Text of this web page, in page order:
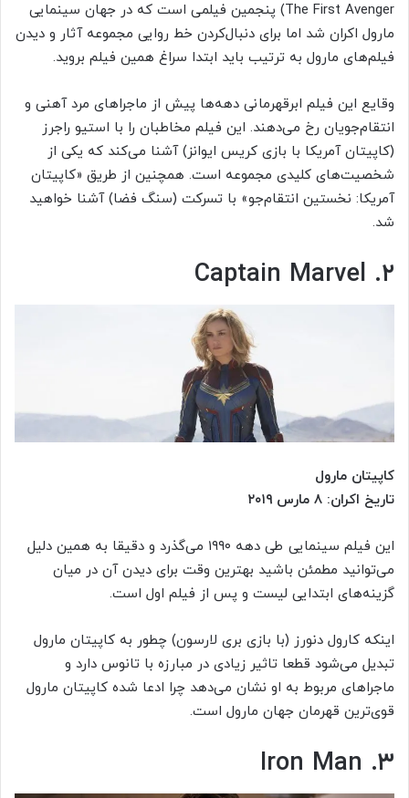
The First Avenger) پنجمین فیلمی است که در جهان سینمایی
مارول اکران شد اما برای دنبال‌کردن خط روایی مجموعه آثار و دیدن
فیلم‌های مارول به ترتیب باید ابتدا سراغ همین فیلم بروید.
وقایع این فیلم ابرقهرمانی دهه‌ها پیش از ماجراهای مرد آهنی و
انتقام‌جویان رخ می‌دهند. این فیلم مخاطبان را با استیو راجرز
(کاپیتان آمریکا با بازی کریس ایوانز) آشنا می‌کند که یکی از
شخصیت‌های کلیدی مجموعه است. همچنین از طریق «کاپیتان
آمریکا: نخستین انتقام‌جو» با تسرکت (سنگ فضا) آشنا خواهید
شد.
۲. Captain Marvel
کاپیتان مارول
تاریخ اکران: ۸ مارس ۲۰۱۹
این فیلم سینمایی طی دهه ۱۹۹۰ می‌گذرد و دقیقا به همین دلیل
می‌توانید مطمئن باشید بهترین وقت برای دیدن آن در میان
گزینه‌های ابتدایی لیست و پس از فیلم اول است.
اینکه کارول دنورز (با بازی بری لارسون) چطور به کاپیتان مارول
تبدیل می‌شود قطعا تاثیر زیادی در مبارزه با تانوس دارد و
ماجراهای مربوط به او نشان می‌دهد چرا ادعا شده کاپیتان مارول
قوی‌ترین قهرمان جهان مارول است.
۳. Iron Man